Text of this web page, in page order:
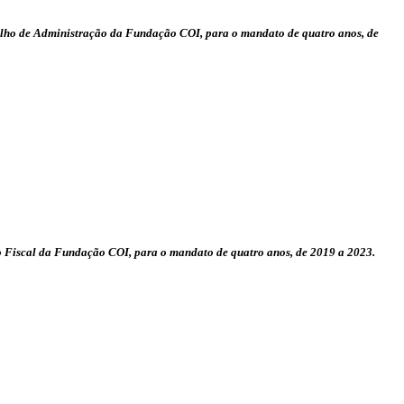
de Administração da Fundação COI, para o mandato de quatro anos, de
da Fundação COI, para o mandato de quatro anos, de 2019 a 2023.